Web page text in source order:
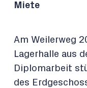
Miete
Am Weilerweg
Lagerhalle aus
Diplomarbeit
des